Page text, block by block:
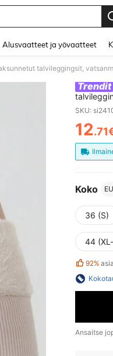
Alusvaatteet ja yövaatteet
talvileggingsit,
Trendit
9/10
SKU:
12
Koko
36 (S)
44
92%
Ansaitse